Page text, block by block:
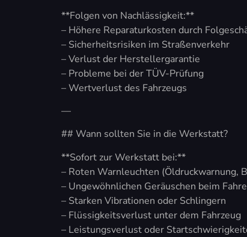
**Folgen von Nachlässigkeit:**
– Höhere Reparaturkosten durch
– Sicherheitsrisiken im Straßenverkehr
– Verlust der Herstellergarantie
– Probleme bei der TÜV-Prüfung
– Wertverlust des Fahrzeugs
—
## Wann sollten Sie in die Werkstatt?
**Sofort zur Werkstatt bei:**
– Roten Warnleuchten
– Ungewöhnlichen Geräuschen beim
– Starken Vibrationen oder Schlingern
– Flüssigkeitsverlust unter dem Fahrzeug
– Leistungsverlust oder